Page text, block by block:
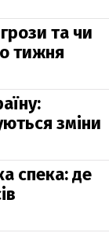
та чи
тижня
зміни
спека: де